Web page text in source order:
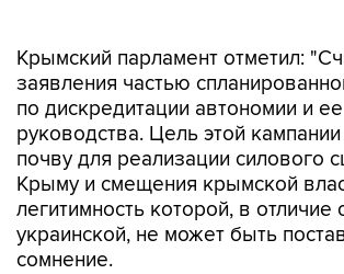
по дискредитации автономии и ее
руководства. Цель этой
почву для реализации силового
Крыму и смещения крымской
легитимность которой, в отличие
украинской, не может быть
сомнение.
В заявлении подчеркивается,